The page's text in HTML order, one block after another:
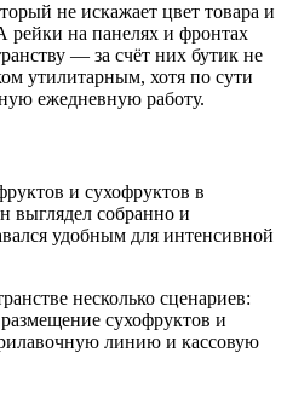
не искажает цвет товара и
рейки на панелях и фронтах
— за счёт них бутик не
утилитарным, хотя по сути
ежедневную работу.
и сухофруктов в
выглядел собранно и
удобным для интенсивной
несколько сценариев:
сухофруктов и
линию и кассовую